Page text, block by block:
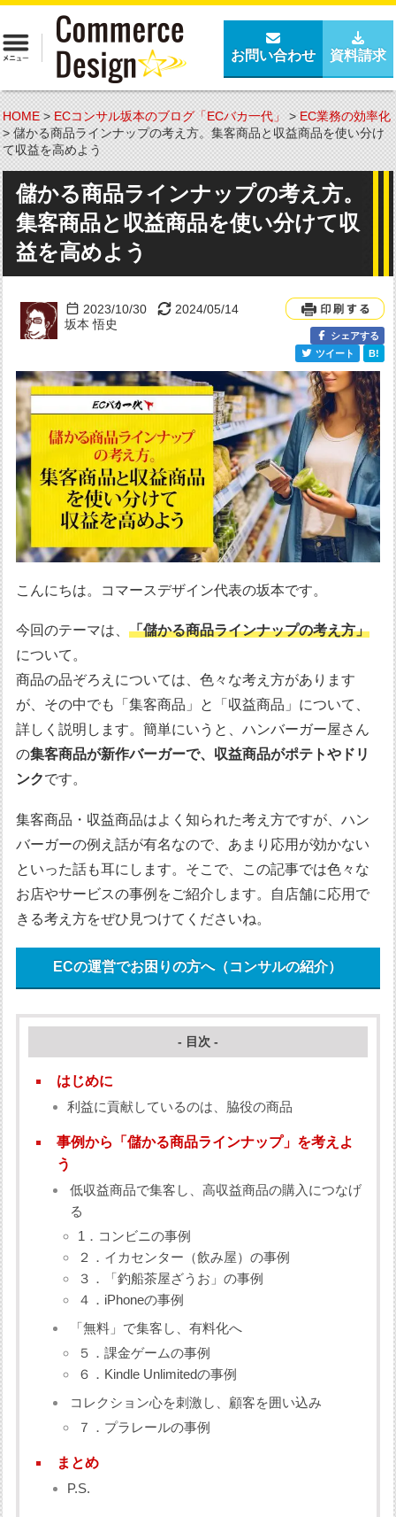
お問い合わせ 資料請求
HOME>ECコンサル坂本のブログ「ECバカ一代」>EC業務の効率化
>儲かる商品ラインナップの考え方。集客商品と収益商品を使い分け
て収益を高めよう
儲かる商品ラインナップの考え方。
集客商品と収益商品を使い分けて収
益を高めよう
2023/10/30
2024/05/14
坂本 悟史
シェアする
ツイート
B!
こんにちは。コマースデザイン代表の坂本です。
今回のテーマは、「儲かる商品ラインナップの考え方」
について。
商品の品ぞろえについては、色々な考え方があります
が、その中でも「集客商品」と「収益商品」について、
詳しく説明します。簡単にいうと、ハンバーガー屋さん
の集客商品が新作バーガーで、収益商品がポテトやドリ
ンクです。
集客商品・収益商品はよく知られた考え方ですが、ハン
バーガーの例え話が有名なので、あまり応用が効かない
といった話も耳にします。そこで、この記事では色々な
お店やサービスの事例をご紹介します。自店舗に応用で
きる考え方をぜひ見つけてくださいね。
ECの運営でお困りの方へ（コンサルの紹介）
- 目次 -
はじめに
利益に貢献しているのは、脇役の商品
事例から「儲かる商品ラインナップ」を考えよ
う
低収益商品で集客し、高収益商品の購入につなげ
る
1．コンビニの事例
２．イカセンター（飲み屋）の事例
３．「釣船茶屋ざうお」の事例
４．iPhoneの事例
「無料」で集客し、有料化へ
５．課金ゲームの事例
６．Kindle Unlimitedの事例
コレクション心を刺激し、顧客を囲い込み
７．プラレールの事例
まとめ
P.S.